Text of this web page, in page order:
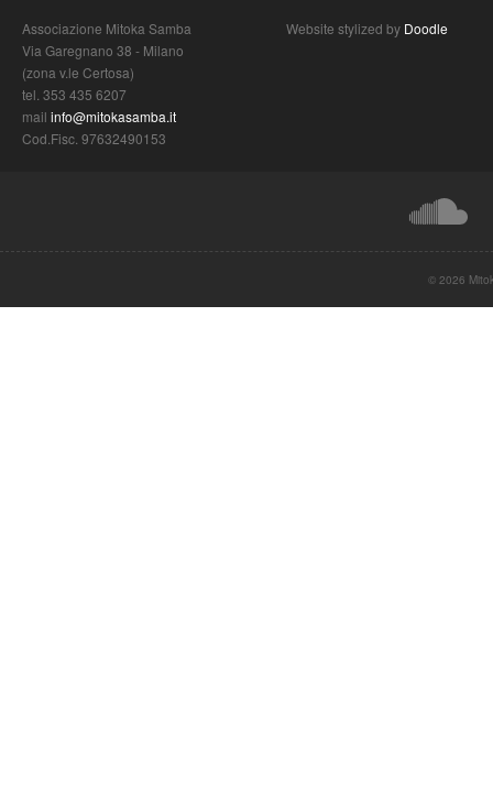
Associazione Mitoka Samba
Via Garegnano 38 - Milano
(zona v.le Certosa)
tel. 353 435 6207
mail info@mitokasamba.it
Cod.Fisc. 97632490153
Website stylized by Doodle
© 2026